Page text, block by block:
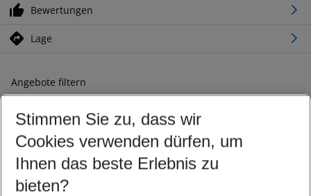
Bewertungen
Lage
Angebote filtern
Ändern Sie Ihre Kriterien nach Ihren Wünschen
Abflughafen wählen
Beliebiger Abflughafen
Reisezeitraum wählen
10.08.26– 08.08.27 5-8 Nächte
Stimmen Sie zu, dass wir
Cookies verwenden dürfen, um
Ihnen das beste Erlebnis zu
bieten?